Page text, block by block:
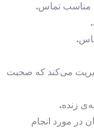
مناسب تماس.
.
.
می‌کند که صحبت
زنده.
در مورد انجام